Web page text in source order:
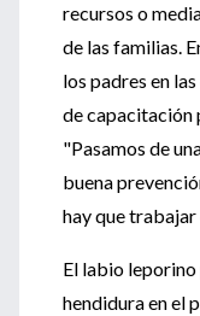
recursos o
de las familias.
los padres en
de capacitación
"Pasamos de
buena
hay que
El labio leporino
hendidura en el